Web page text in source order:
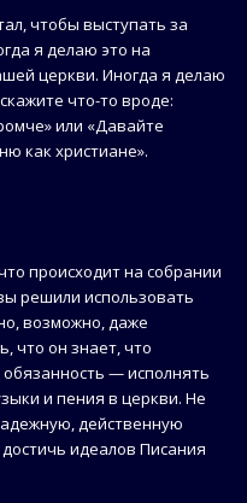
чтобы выступать за
я делаю это на
церкви. Иногда я делаю
что-то вроде:
или «Давайте
как христиане».
происходит на собрании
решили использовать
возможно, даже
что он знает, что
— исполнять
и пения в церкви. Не
действенную
идеалов Писания